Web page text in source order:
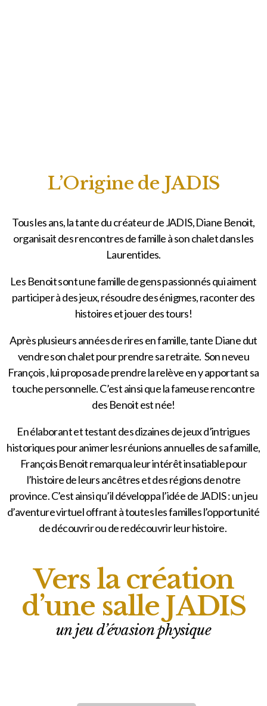
L’Origine de JADIS
Tous les ans, la tante du créateur de JADIS, Diane Benoit,
organisait des rencontres de famille à son chalet dans les
Laurentides.
Les Benoit sont une famille de gens passionnés qui aiment
participer à des jeux, résoudre des énigmes, raconter des
histoires et jouer des tours!
Après plusieurs années de rires en famille, tante Diane dut
vendre son chalet pour prendre sa retraite. Son neveu
François , lui proposa de prendre la relève en y apportant sa
touche personnelle. C’est ainsi que la fameuse rencontre
des Benoit est née!
En élaborant et testant des dizaines de jeux d’intrigues
historiques pour animer les réunions annuelles de sa famille,
François Benoit remarqua leur intérêt insatiable pour
l’histoire de leurs ancêtres et des régions de notre
province. C’est ainsi qu’il développa l’idée de JADIS : un jeu
d’aventure virtuel offrant à toutes les familles l’opportunité
de découvrir ou de redécouvrir leur histoire.
Vers la création
d’une salle JADIS​
un jeu d’évasion physique